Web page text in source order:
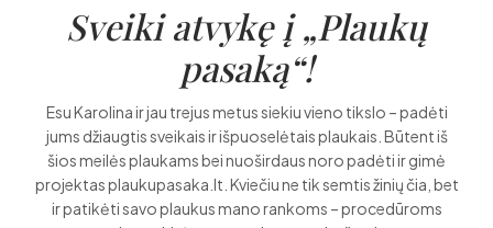
Sveiki atvykę į „Plaukų
pasaką“!
Esu Karolina ir jau trejus metus siekiu vieno tikslo – padėti
jums džiaugtis sveikais ir išpuoselėtais plaukais. Būtent iš
šios meilės plaukams bei nuoširdaus noro padėti ir gimė
projektas plaukupasaka.lt. Kviečiu ne tik semtis žinių čia, bet
ir patikėti savo plaukus mano rankoms – procedūroms